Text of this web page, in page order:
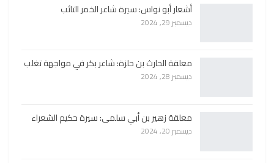
أشعار أبو نواس: سيرة شاعر الخمر التائب
ديسمبر 29, 2024
معلقة الحارث بن حلزة: شاعر بكر في مواجهة تغلب
ديسمبر 28, 2024
معلقة زهير بن أبي سلمى: سيرة حكيم الشعراء
ديسمبر 20, 2024